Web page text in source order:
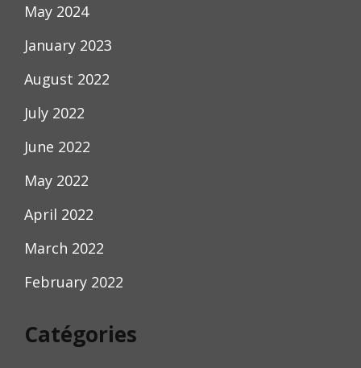
May 2024
January 2023
August 2022
July 2022
June 2022
May 2022
April 2022
March 2022
February 2022
Catégories